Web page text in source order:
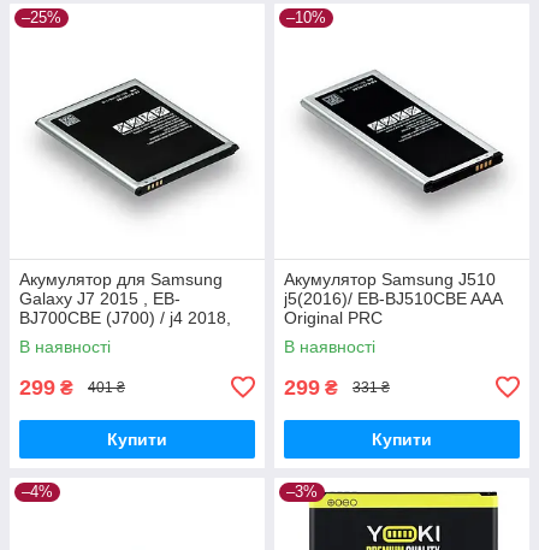
–25%
Акумулятор для Samsung
Galaxy J7 2015 , EB-
BJ700CBE (J700) / j4 2018,
3000 mAh Original PRC
В наявності
299 ₴ 401 ₴
Купити
–10%
Акумулятор Samsung J510
j5(2016)/ EB-BJ510CBE AAA
Original PRC
В наявності
299 ₴ 331 ₴
Купити
–4% –3%